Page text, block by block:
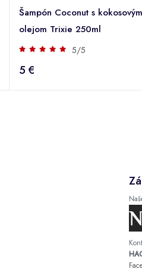
Šampón Coconut s kokosovým
olejom Trixie 250ml
5/5
5 €